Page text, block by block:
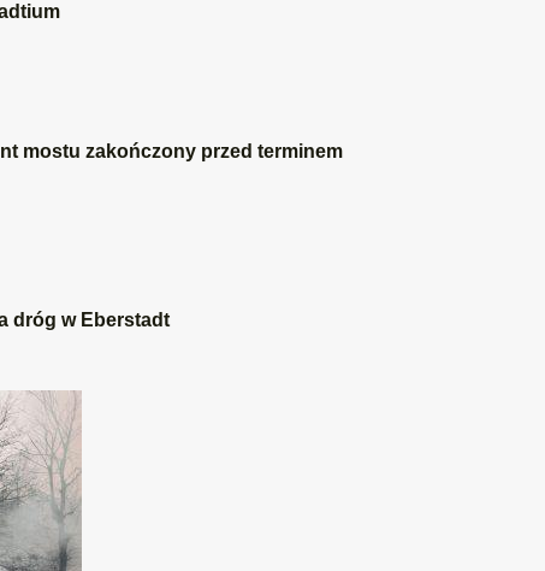
mostu zakończony przed terminem
dróg w Eberstadt